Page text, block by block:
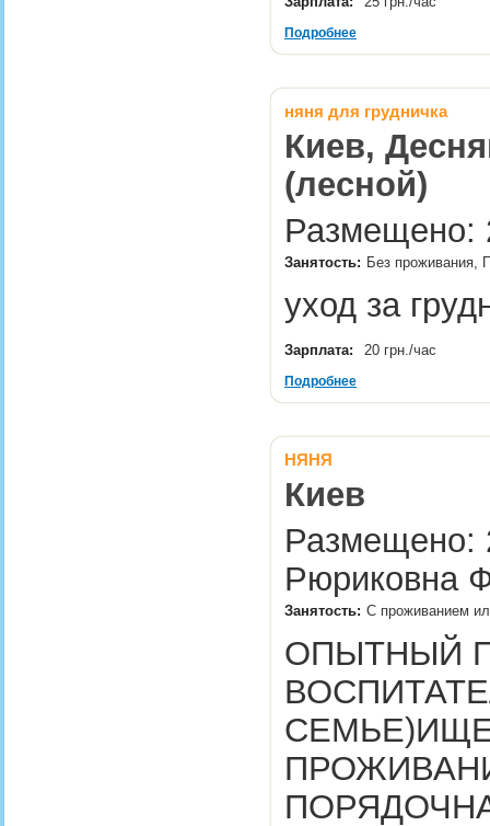
Подробнее
няня для грудничка
Киев,
(лесной)
Размещено:
Занятость: Без проживания,
уход за
Зарплата: 20 грн./час
Подробнее
НЯНЯ
Киев
Размещено:
Рюриковна
Занятость: С проживанием
ОПЫТНЫЙ